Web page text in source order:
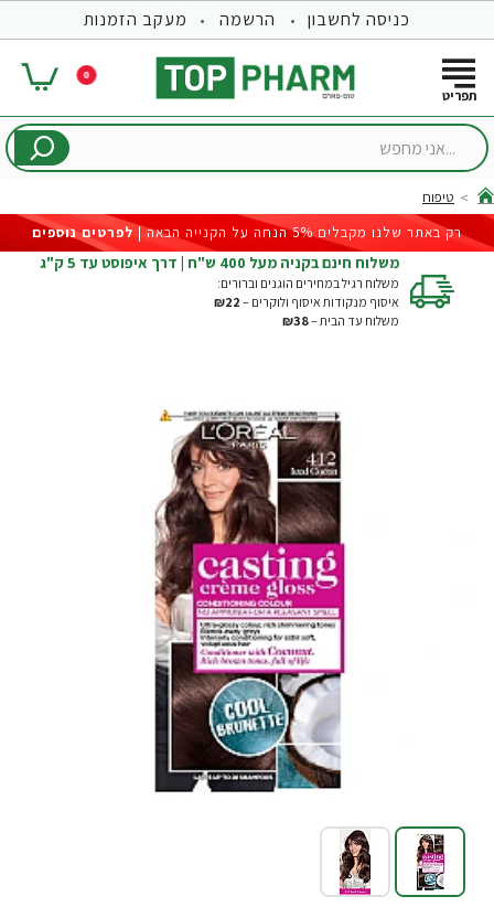
כניסה לחשבון הרשמה מעקב הזמנות
0
...אני
home
טיפוח
רק באתר שלנו מקבלים 5% הנחה על הקנייה הבאה |
לפרטים נוספים
משלוח חינם בקניה מעל 400 ש"ח | דרך איפוסט עד 5 ק"ג
משלוח רגיל במחירים הוגנים וברורים:
איסוף מנקודות איסוף ולוקרים – ₪22
משלוח עד הבית –₪38